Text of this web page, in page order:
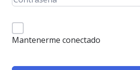
Mantenerme conectado